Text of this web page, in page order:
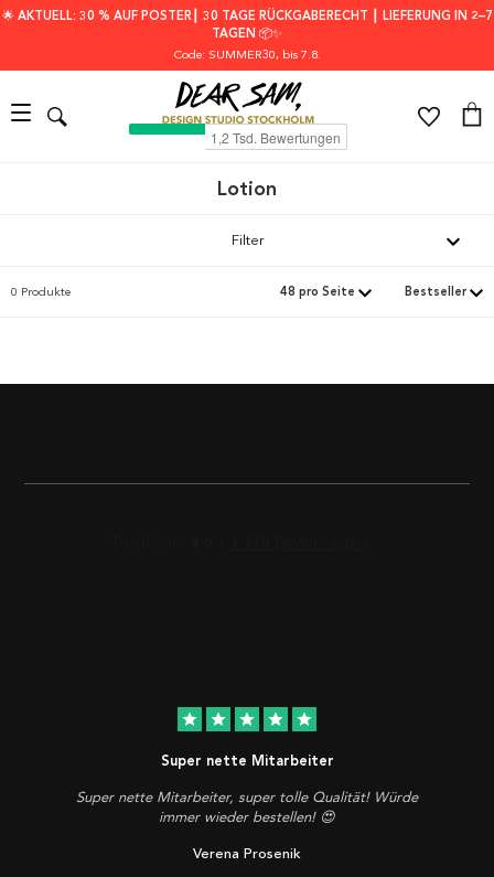
🌟 AKTUELL: 30 % AUF POSTER┃ 30 TAGE RÜCKGABERECHT ┃ LIEFERUNG IN 2–7
TAGEN 📦✨
Code: SUMMER30, bis 7.8.
Lotion
Filter
0 Produkte
star star star star star
Super nette Mitarbeiter
Super nette Mitarbeiter, super tolle Qualität! Würde
immer wieder bestellen! 😍
Verena Prosenik